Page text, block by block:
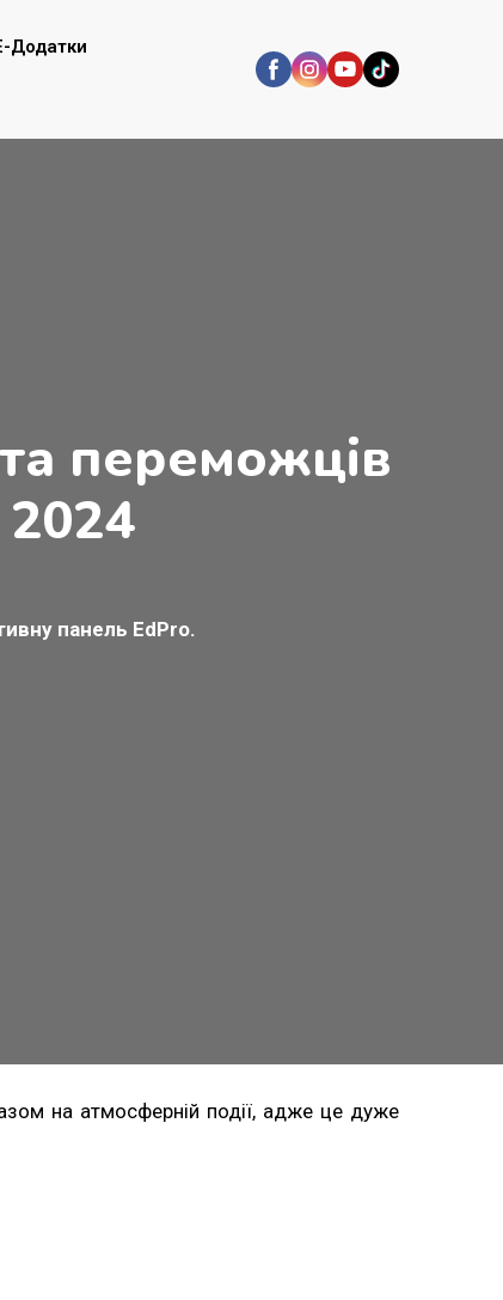
Додатки
переможців
панель EdPro.
на атмосферній події, адже це дуже